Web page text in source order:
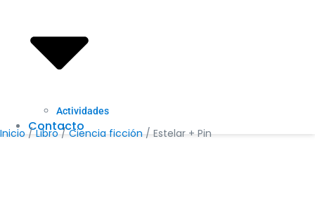
Actividades
Contacto
Inicio /Libro/Ciencia ficción / Estelar + Pin